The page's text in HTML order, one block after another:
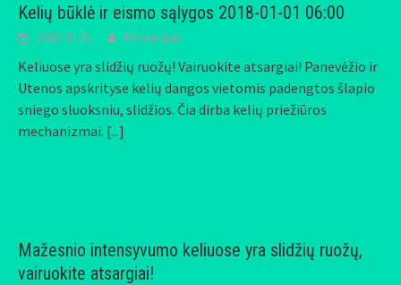
Kelių būklė ir eismo sąlygos 2018-01-01 06:00
2018-01-01 Mindaugas
Keliuose yra slidžių ruožų! Vairuokite atsargiai! Panevėžio ir
Utenos apskrityse kelių dangos vietomis padengtos šlapio
sniego sluoksniu, slidžios. Čia dirba kelių priežiūros
mechanizmai. [...]
Mažesnio intensyvumo keliuose yra slidžių ruožų,
vairuokite atsargiai!